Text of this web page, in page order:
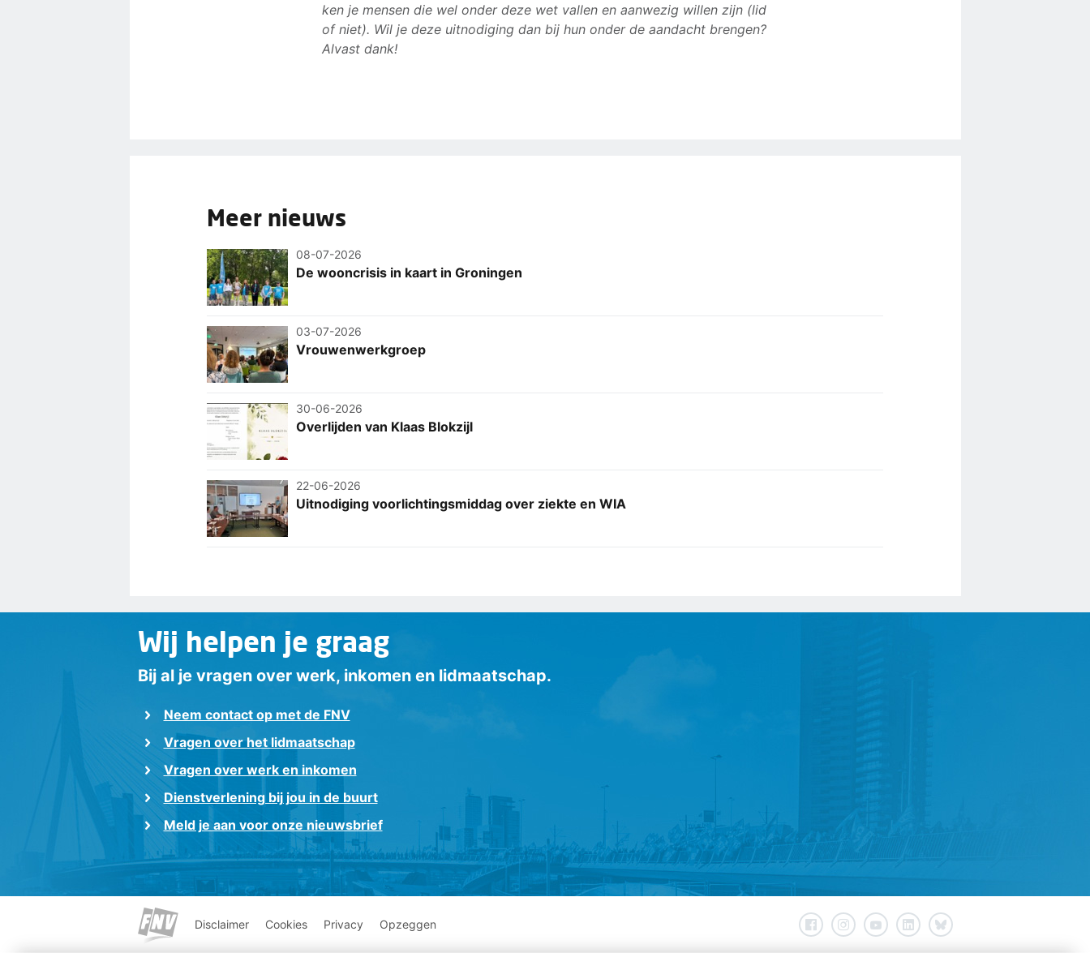
ken je mensen die wel onder deze wet vallen en aanwezig willen zijn (lid
of niet). Wil je deze uitnodiging dan bij hun onder de aandacht brengen?
Alvast dank!
Meer nieuws
08-07-2026
De wooncrisis in kaart in Groningen
03-07-2026
Vrouwenwerkgroep
30-06-2026
Overlijden van Klaas Blokzijl
22-06-2026
Uitnodiging voorlichtingsmiddag over ziekte en WIA
Wij helpen je graag
Bij al je vragen over werk, inkomen en lidmaatschap.
Neem contact op met de FNV
Vragen over het lidmaatschap
Vragen over werk en inkomen
Dienstverlening bij jou in de buurt
Meld je aan voor onze nieuwsbrief
Disclaimer Cookies Privacy Opzeggen